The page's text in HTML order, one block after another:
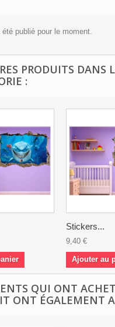
publié pour le moment.
PRODUITS DANS
:
Stickers...
9,40 €
Ajouter au
QUI ONT
ONT ÉGALEMENT